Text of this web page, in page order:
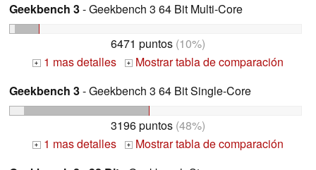
Geekbench 3- Geekbench 3 64 Bit Multi-Core
6471 puntos (10%)
+ 1 mas detalles +
Mostrar tabla de comparación
Geekbench 3- Geekbench 3 64 Bit Single-Core
3196 puntos (48%)
+ 1 mas detalles +
Mostrar tabla de comparación